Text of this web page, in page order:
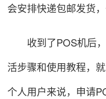
会安排快递包邮发货
收到了POS机后，
活步骤和使用教程，
个人用户来说，申请